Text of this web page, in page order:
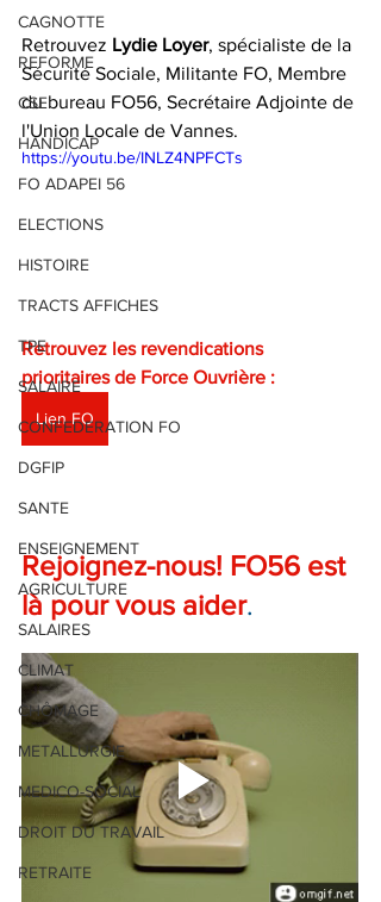
CAGNOTTE
REFORME
CSE
HANDICAP
FO ADAPEI 56
ELECTIONS
HISTOIRE
TRACTS AFFICHES
TPE
SALAIRE
CONFEDERATION FO
DGFIP
SANTE
ENSEIGNEMENT
AGRICULTURE
SALAIRES
CLIMAT
CHÔMAGE
METALLURGIE
MEDICO-SOCIAL
DROIT DU TRAVAIL
RETRAITE
Retrouvez Lydie Loyer, spécialiste de la
Sécurité Sociale, Militante FO, Membre
du bureau FO56, Secrétaire Adjointe de
l'Union Locale de Vannes.
https://youtu.be/INLZ4NPFCTs
Retrouvez les revendications
prioritaires de Force Ouvrière :
Lien FO
Rejoignez-nous! FO56 est
là pour vous aider.